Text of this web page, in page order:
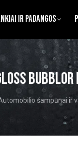
ir Padangos
Bubblor
šampūnai ir